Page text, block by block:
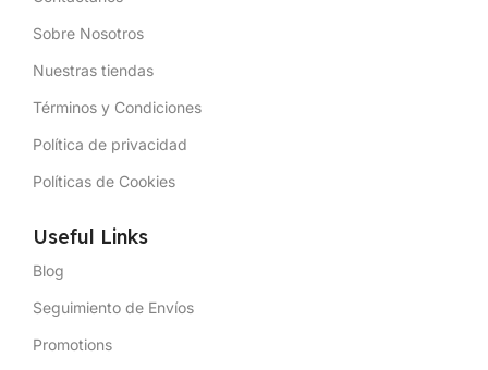
Sobre Nosotros
Nuestras tiendas
Términos y Condiciones
Política de privacidad
Políticas de Cookies
Useful Links
Blog
Seguimiento de Envíos
Promotions